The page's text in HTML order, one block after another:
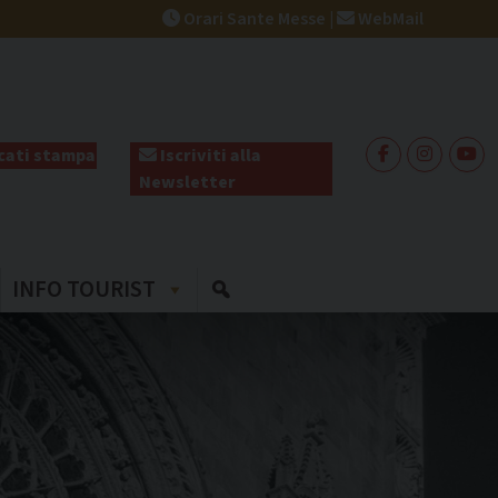
Orari Sante Messe | WebMail
stampa
Iscriviti alla
Newsletter
INFO TOURIST